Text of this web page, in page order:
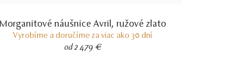
Morganitové náušnice Avril, ružové zlato
Vyrobíme a doručíme za viac ako 30 dní
od 2 479 €